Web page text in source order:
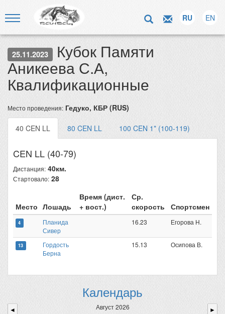
RU EN
25.11.2023 Кубок Памяти
Аникеева С.А,
Квалификационные
Место проведения: Гедуко, КБР (RUS)
40 CEN LL 80 CEN LL 100 CEN 1* (100-119)
CEN LL (40-79)
Дистанция: 40км.
Стартовало: 28
Место Лошадь
Время (дист.
+ вост.)
Ср.
скорость
Спортсмен
4
Планида
Сивер
16.23 Егорова Н.
13
Гордость
Берна
15.13 Осипова В.
Календарь
◄ Август 2026 ►